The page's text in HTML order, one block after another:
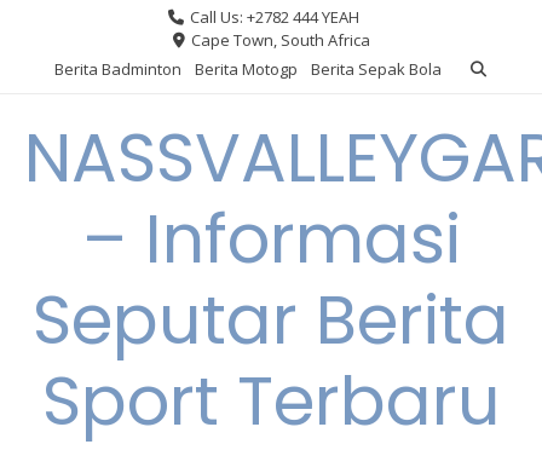
content
Call Us: +2782 444 YEAH
Cape Town, South Africa
Berita Badminton
Berita Motogp Berita Sepak Bola
– Informasi
Seputar Berita
Sport Terbaru